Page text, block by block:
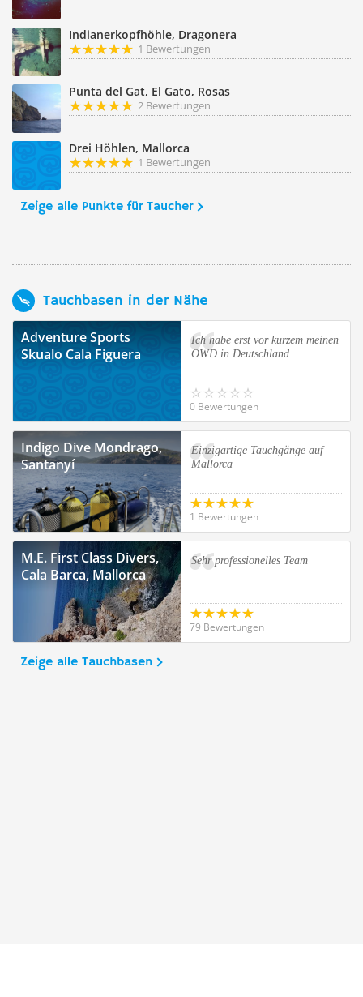
Indianerkopfhöhle, Dragonera
1 Bewertungen
Punta del Gat, El Gato, Rosas
2 Bewertungen
Drei Höhlen, Mallorca
1 Bewertungen
Zeige alle Punkte für Taucher
Tauchbasen in der Nähe
Adventure Sports
Skualo Cala Figuera
Ich habe erst vor kurzem meinen
OWD in Deutschland
0 Bewertungen
Indigo Dive Mondrago,
Santanyí
Einzigartige Tauchgänge auf
Mallorca
1 Bewertungen
M.E. First Class Divers,
Cala Barca, Mallorca
Sehr professionelles Team
79 Bewertungen
Zeige alle Tauchbasen